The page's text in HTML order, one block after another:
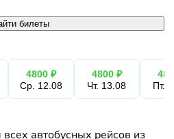
билеты
4800 ₽
Ср. 12.08
4800 ₽
Чт. 13.08
Пт.
автобусных рейсов из